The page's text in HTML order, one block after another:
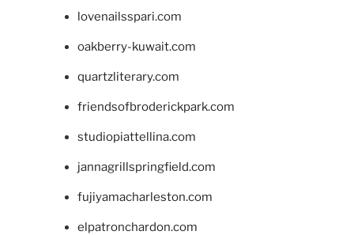
lovenailsspari.com
oakberry-kuwait.com
quartzliterary.com
friendsofbroderickpark.com
studiopiattellina.com
jannagrillspringfield.com
fujiyamacharleston.com
elpatronchardon.com